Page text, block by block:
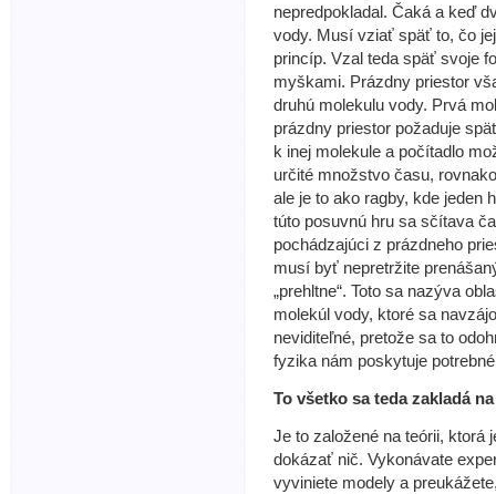
nepredpokladal. Čaká a keď
vody. Musí vziať späť to, čo
princíp. Vzal teda späť svoje
myškami. Prázdny priestor
druhú molekulu vody. Prvá
prázdny priestor požaduje
k inej molekule a počítadlo
určité množstvo času,
ale je to ako ragby, kde jeden
túto posuvnú hru sa sčítava
pochádzajúci z prázdneho
musí byť nepretržite
„prehltne“. Toto sa nazýva
molekúl vody, ktoré sa
neviditeľné, pretože sa to
fyzika nám poskytuje
To všetko sa teda zakladá
Je to založené na teórii, ktorá
dokázať nič. Vykonávate
vyviniete modely a